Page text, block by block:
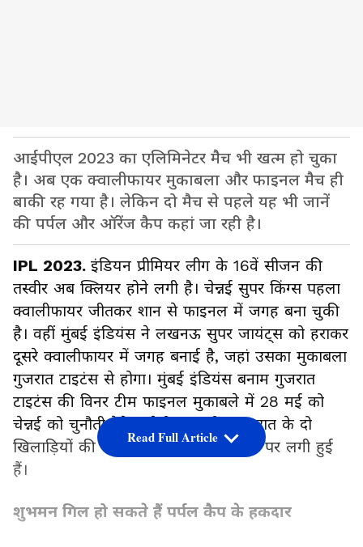
आईपीएल 2023 का एलिमिनेटर मैच भी खत्म हो चुका
है। अब एक क्वालीफायर मुकाबला और फाइनल मैच ही
बाकी रह गया है। लेकिन दो मैच से पहले यह भी जानें
की पर्पल और ऑरेंज कैप कहां जा रही है।
IPL 2023. इंडियन प्रीमियर लीग के 16वें सीजन की
तस्वीर अब क्लियर होने लगी है। चेन्नई सुपर किंग्स पहला
क्वालीफायर जीतकर शान से फाइनल में जगह बना चुकी
है। वहीं मुंबई इंडियंस ने लखनऊ सुपर जायंट्स को हराकर
दूसरे क्वालीफायर में जगह बनाई है, जहां उसका मुकाबला
गुजरात टाइटंस से होगा। मुंबई इंडियंस बनाम गुजरात
टाइटंस की विनर टीम फाइनल मुकाबले में 28 मई को
चेन्नई को चुनौती देने उतरेगी। इस बीच गुजरात के दो
खिलाड़ियों की नजर आरेंज और पर्पल कैप पर लगी हुई
हैं।
शुभमन गिल हो सकते हैं पर्पल कैप के हकदार
Read Full Article